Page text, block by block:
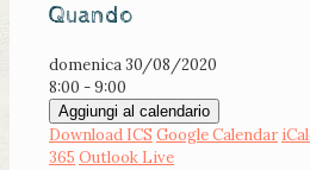
Quando
domenica 30/08/2020
8:00 - 9:00
Aggiungi al calendario
Download ICS Google Calendar
365 Outlook Live